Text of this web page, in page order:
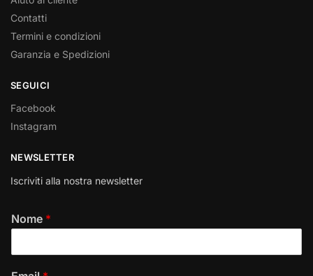
Contatti
Termini e condizioni
Garanzia e Spedizioni
SEGUICI
Facebook
Instagram
NEWSLETTER
Iscriviti alla nostra newsletter
Nome *